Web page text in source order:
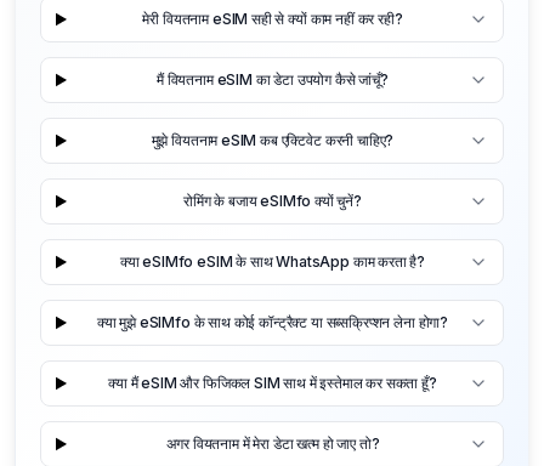
मेरी वियतनाम eSIM सही से क्यों काम नहीं कर रही?
मैं वियतनाम eSIM का डेटा उपयोग कैसे जांचूँ?
मुझे वियतनाम eSIM कब एक्टिवेट करनी चाहिए?
रोमिंग के बजाय eSIMfo क्यों चुनें?
क्या eSIMfo eSIM के साथ WhatsApp काम करता है?
क्या मुझे eSIMfo के साथ कोई कॉन्ट्रैक्ट या सब्सक्रिप्शन लेना होगा?
क्या मैं eSIM और फिजिकल SIM साथ में इस्तेमाल कर सकता हूँ?
अगर वियतनाम में मेरा डेटा खत्म हो जाए तो?